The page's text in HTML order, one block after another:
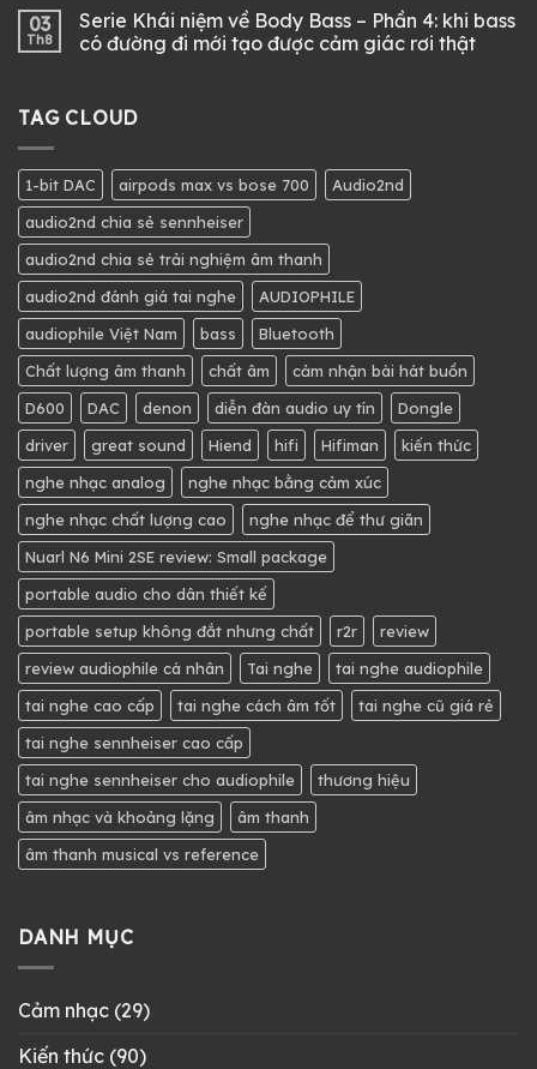
03
Th8
Serie Khái niệm về Body Bass – Phần 4: khi bass
có đường đi mới tạo được cảm giác rơi thật
TAG CLOUD
1-bit DAC airpods max vs bose 700
Audio2nd
audio2nd chia sẻ sennheiser
audio2nd chia sẻ trải nghiệm âm thanh
audio2nd đánh giá tai nghe
AUDIOPHILE
audiophile Việt Nam
bass
Bluetooth
Chất lượng âm thanh
chất âm
cảm nhận bài hát buồn
D600
DAC denon diễn đàn audio uy tín
Dongle
driver
great sound Hiend hifi Hifiman
kiến thức
nghe nhạc analog
nghe nhạc bằng cảm xúc
nghe nhạc chất lượng cao
nghe nhạc để thư giãn
Nuarl N6 Mini 2SE review: Small package
portable audio cho dân thiết kế
portable setup không đắt nhưng chất
r2r
review
review audiophile cá nhân
Tai nghe
tai nghe audiophile
tai nghe cao cấp
tai nghe cách âm tốt
tai nghe cũ giá rẻ
tai nghe sennheiser cao cấp
tai nghe sennheiser cho audiophile
thương hiệu
âm nhạc và khoảng lặng
âm thanh
âm thanh musical vs reference
DANH MỤC
Cảm nhạc (29)
Kiến thức (90)